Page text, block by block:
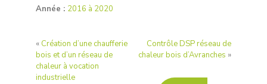
Année : 2016 à 2020
« Création d’une chaufferie
bois et d’un réseau de
chaleur à vocation
industrielle
Contrôle DSP réseau de
chaleur bois d’Avranches »